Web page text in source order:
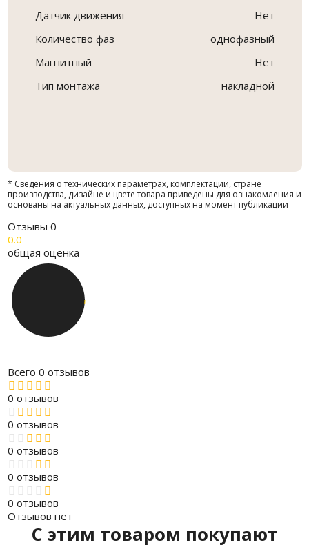
Датчик движения
Нет
Количество фаз
однофазный
Магнитный
Нет
Тип монтажа
накладной
* Сведения о технических параметрах, комплектации, стране
производства, дизайне и цвете товара приведены для ознакомления и
основаны на актуальных данных, доступных на момент публикации
Отзывы 0
0.0
общая оценка
Всего 0 отзывов
0 отзывов
0 отзывов
0 отзывов
0 отзывов
0 отзывов
Отзывов нет
C этим товаром покупают